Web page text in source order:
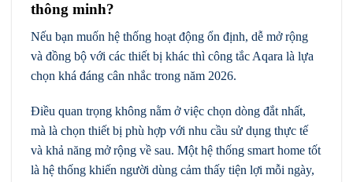
thông minh?
Nếu bạn muốn hệ thống hoạt động ổn định, dễ mở rộng
và đồng bộ với các thiết bị khác thì công tắc Aqara là lựa
chọn khá đáng cân nhắc trong năm 2026.
Điều quan trọng không nằm ở việc chọn dòng đắt nhất,
mà là chọn thiết bị phù hợp với nhu cầu sử dụng thực tế
và khả năng mở rộng về sau. Một hệ thống smart home tốt
là hệ thống khiến người dùng cảm thấy tiện lợi mỗi ngày,